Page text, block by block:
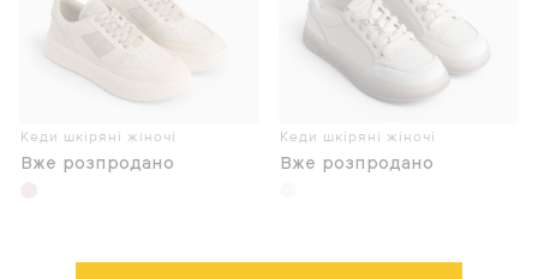
Кеди шкіряні жіночі
Вже розпродано
Кеди шкіряні жіночі
Вже розпродано